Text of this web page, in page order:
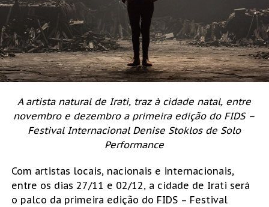
A artista natural de Irati, traz à cidade natal, entre
novembro e dezembro a primeira edição do FIDS –
Festival Internacional Denise Stoklos de Solo
Performance
Com artistas locais, nacionais e internacionais,
entre os dias 27/11 e 02/12, a cidade de Irati será
o palco da primeira edição do FIDS – Festival